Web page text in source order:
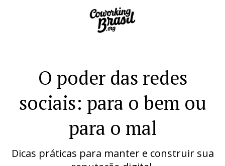
O poder das redes
sociais: para o bem ou
para o mal
Dicas práticas para manter e construir sua